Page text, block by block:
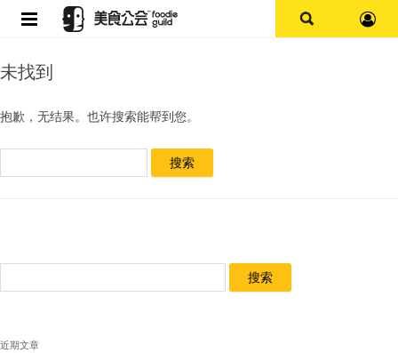
探店报告
未找到
抱歉，无结果。也许搜索能帮到您。
索：
索：
近期文章